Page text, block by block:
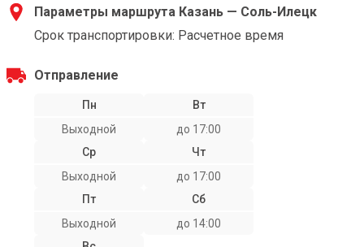
Параметры маршрута Казань — Соль-Илецк
Срок транспортировки: Расчетное время
Отправление
Пн
Выходной
Вт
до 17:00
Ср
Выходной
Чт
до 17:00
Пт
Выходной
Сб
до 14:00